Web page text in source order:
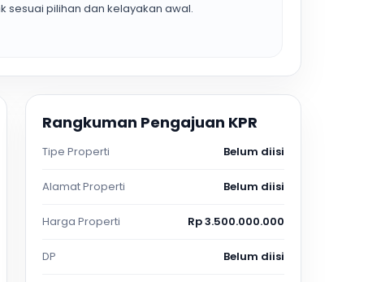
sesuai pilihan dan kelayakan awal.
Rangkuman Pengajuan KPR
Tipe Properti Belum diisi
Alamat Properti Belum diisi
Harga Properti Rp 3.500.000.000
DP Belum diisi